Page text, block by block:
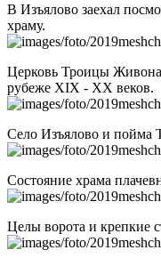
В Изъялово заехал
храму.
Церковь Троицы
рубеже XIX - XX веков.
Село Изъялово и пойма
Состояние храма
Целы ворота и крепкие